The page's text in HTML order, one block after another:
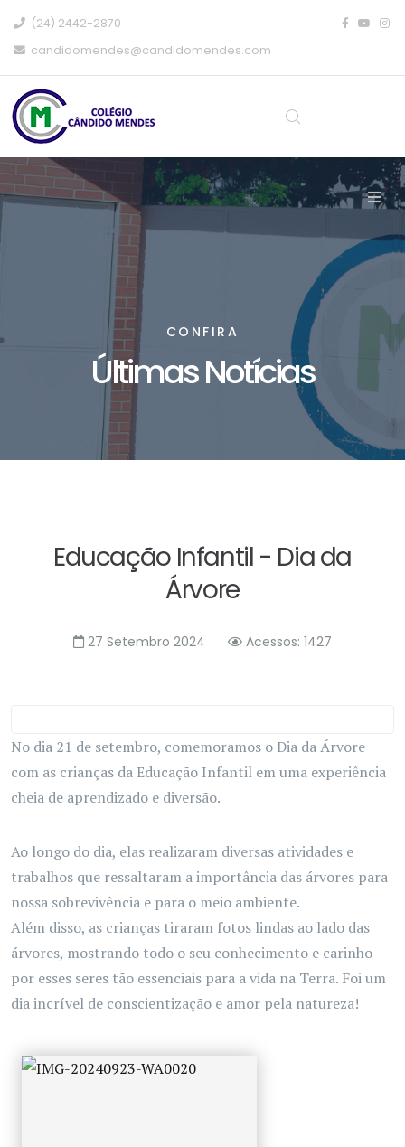
(24) 2442-2870
candidomendes@candidomendes.com
CONFIRA
Últimas Notícias
Educação Infantil - Dia da
Árvore
27 Setembro 2024 Acessos: 1427
No dia 21 de setembro, comemoramos o Dia da Árvore
com as crianças da Educação Infantil em uma experiência
cheia de aprendizado e diversão.
Ao longo do dia, elas realizaram diversas atividades e
trabalhos que ressaltaram a importância das árvores para
nossa sobrevivência e para o meio ambiente.
Além disso, as crianças tiraram fotos lindas ao lado das
árvores, mostrando todo o seu conhecimento e carinho
por esses seres tão essenciais para a vida na Terra. Foi um
dia incrível de conscientização e amor pela natureza!